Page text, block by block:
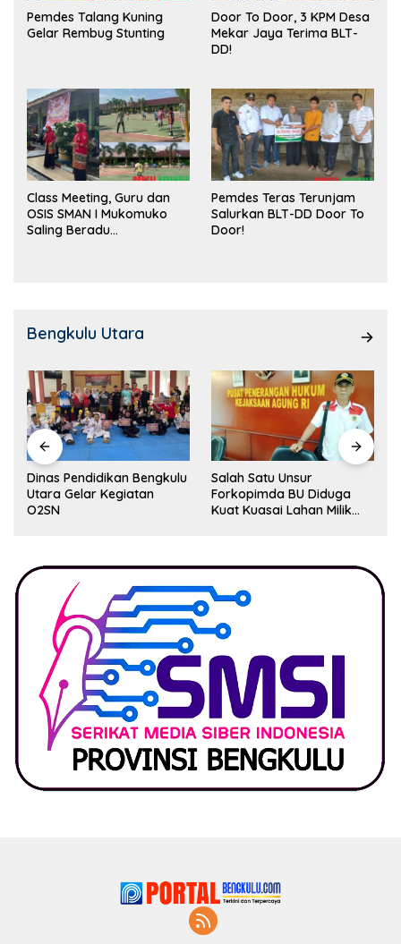
Pemdes Talang Kuning
Gelar Rembug Stunting
Door To Door, 3 KPM Desa
Mekar Jaya Terima BLT-
DD!
Class Meeting, Guru dan
OSIS SMAN I Mukomuko
Saling Beradu
Pemdes Teras Terunjam
Salurkan BLT-DD Door To
Door!
Bengkulu Utara
Dinas Pendidikan Bengkulu
Utara Gelar Kegiatan
O2SN
Salah Satu Unsur
Forkopimda BU Diduga
Kuat Kuasai Lahan Milik